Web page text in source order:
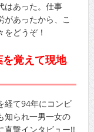
はあった。仕事
があったから、こ
どうぞ！
覚えて現地
経て94年にコンビ
知られ一男一女の
直撃インタビュー!!